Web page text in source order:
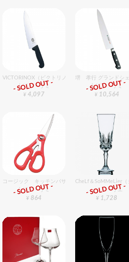
VICTORINOX（ビクトリノックス） プロフェッ
包丁・ハサミ
¥ 4,097
- SOLD OUT -
堺 孝行 グランドシ
包丁・ハサミ
¥ 10,564
- SOLD OUT -
コージック キッチンバサミ 赤
包丁・ハサミ
¥ 864
- SOLD OUT -
CheLf＆SoMMeLier
グラスバリエ
¥ 1,728
- SOLD OUT -